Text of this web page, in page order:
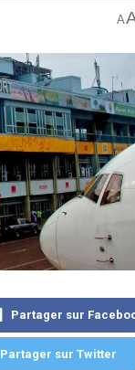
A
Partager sur
Partager sur Twitter